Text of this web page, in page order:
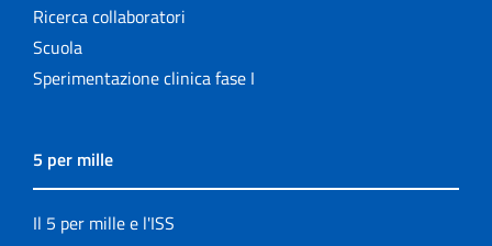
Ricerca collaboratori
Scuola
Sperimentazione clinica fase I
5 per mille
Il 5 per mille e l'ISS